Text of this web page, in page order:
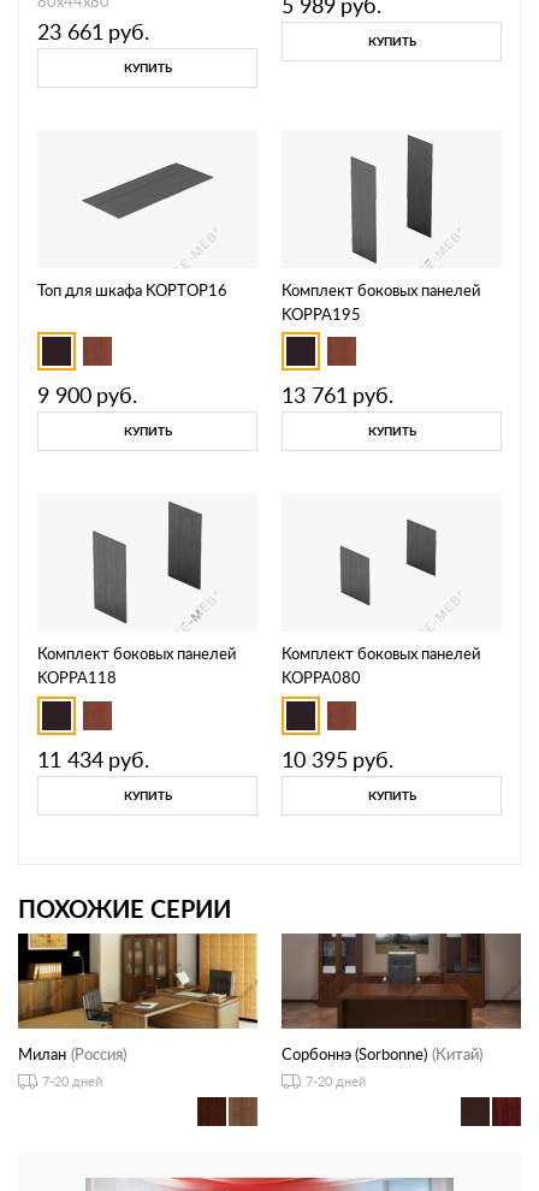
23 661 руб.
КУПИТЬ
КУПИТЬ
Топ для шкафа KOPTOP16
9 900 руб.
КУПИТЬ
Комплект боковых панелей
KOPPA195
13 761 руб.
КУПИТЬ
Комплект боковых панелей
KOPPA118
11 434 руб.
КУПИТЬ
Комплект боковых панелей
KOPPA080
10 395 руб.
КУПИТЬ
ПОХОЖИЕ СЕРИИ
Милан (Россия)
7-20 дней
Сорбоннэ (Sorbonne) (Китай)
7-20 дней